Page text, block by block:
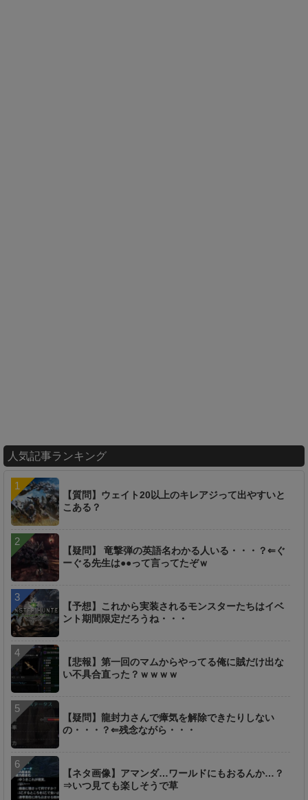
人気記事ランキング
【質問】ウェイト20以上のキレアジって出やすいと
こある？
【疑問】 竜撃弾の英語名わかる人いる・・・？⇐ぐ
ーぐる先生は●●って言ってたぞｗ
【予想】これから実装されるモンスターたちはイベ
ント期間限定だろうね・・・
【悲報】第一回のマムからやってる俺に賊だけ出な
い不具合直った？ｗｗｗｗ
【疑問】龍封力さんで瘴気を解除できたりしない
の・・・？⇐残念ながら・・・
【ネタ画像】アマンダ…ワールドにもおるんか…？
⇒いつ見ても楽しそうで草